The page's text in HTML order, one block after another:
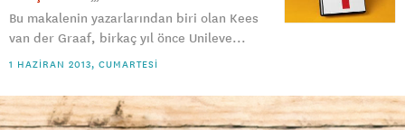
Bu makalenin yazarlarından biri olan Kees
van der Graaf, birkaç yıl önce Unileve...
1 HAZIRAN 2013, CUMARTESI